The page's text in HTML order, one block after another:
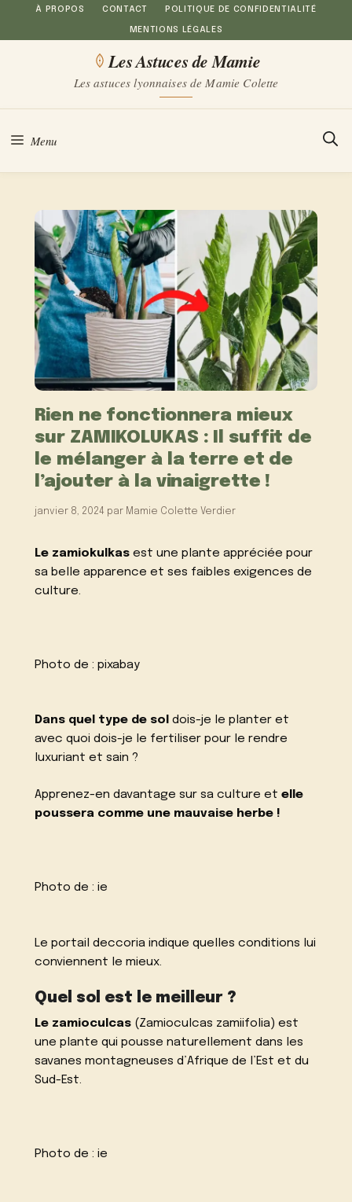
Aller
au
À PROPOS CONTACT POLITIQUE DE CONFIDENTIALITÉ
MENTIONS LÉGALES
Les Astuces de Mamie
Les astuces lyonnaises de Mamie Colette
Menu
Rien ne fonctionnera mieux
sur ZAMIKOLUKAS : Il suffit de
le mélanger à la terre et de
l’ajouter à la vinaigrette !
janvier 8, 2024 par Mamie Colette Verdier
Le zamiokulkas est une plante appréciée pour
sa belle apparence et ses faibles exigences de
culture.
Photo de :pixabay
Dans quel type de sol dois-je le planter et
avec quoi dois-je le fertiliser pour le rendre
luxuriant et sain ?
Apprenez-en davantage sur sa culture etelle
poussera comme une mauvaise herbe !
Photo de :ie
Le portaildeccoria indique quelles conditions lui
conviennent le mieux.
Quel sol est le meilleur ?
Le zamioculcas (Zamioculcas zamiifolia) est
une plante qui pousse naturellement dans les
savanes montagneuses d’Afrique de l’Est et du
Sud-Est.
Photo de :ie